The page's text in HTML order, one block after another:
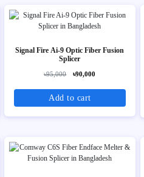
Signal Fire Ai-9 Optic Fiber Fusion
Splicer
৳95,000 ৳90,000
Add to cart